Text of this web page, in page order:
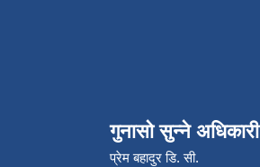
गुनासो सुन्ने अधिकारी
प्रेम बहादुर डि. सी.